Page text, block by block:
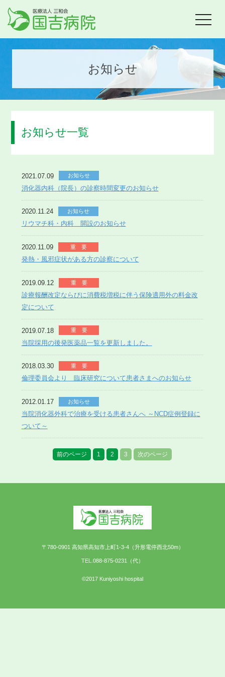
toggle
お知らせ
お知らせ一覧
2021.07.09 お知らせ
消化器内科（院長）の診察時間変更のお知らせ
2020.11.24 お知らせ
リウマチ科・内科 開設のお知らせ
2020.11.09 重 要
発熱・風邪症状がある方の診察について
2019.09.12 重 要
診療報酬改定ならびに消費税増税に伴う保険適用外の料金改
定について
2019.07.18 重 要
当院採用の後発医薬品一覧を更新しました。
2018.03.30 重 要
倫理委員会より 臨床研究について患者さまへのお知らせ
2012.01.17 お知らせ
当院消化器外科で治療を受ける患者さんへ ～NCD症例登録に
ついて～
前のページ 1 2 3 次のページ
〒780-0901 高知県高知市上町1-3-4（升形電停西北50m）
TEL.088-875-0231（代）
©2017 Kuniyoshi hospital